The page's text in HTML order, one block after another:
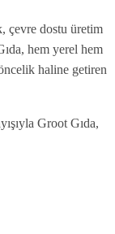
çevre dostu üretim
hem yerel hem
haline getiren
Groot Gıda,